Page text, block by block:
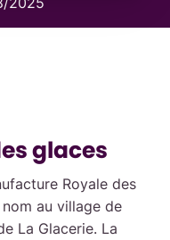
glaces
Royale des
au village de
La Glacerie. La